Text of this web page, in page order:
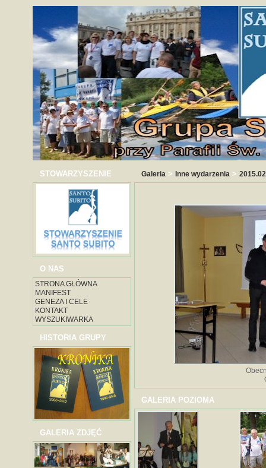
STOWARZYSZENIE
O NAS
STRONA GŁÓWNA
MANIFEST
GENEZA I CELE
KONTAKT
WYSZUKIWARKA
HISTORIA GRUPY
GALERIA ZDJĘĆ
Galeria > Inne wydarzenia >
GALERIA POZIOMA